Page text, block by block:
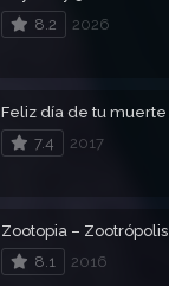
8.2
2026
Feliz día de tu muerte
7.4
2017
Zootopia – Zootrópolis
8.1
2016